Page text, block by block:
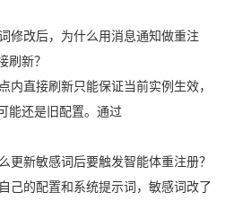
修改后，为什么用消息通知做重注
刷新？
内直接刷新只能保证当前实例生效，
能还是旧配置。通过
更新敏感词后要触发智能体重注册？
己的配置和系统提示词，敏感词改了